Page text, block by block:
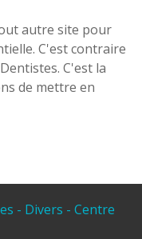
autre site pour
C'est contraire
C'est la
de mettre en
- Divers - Centre